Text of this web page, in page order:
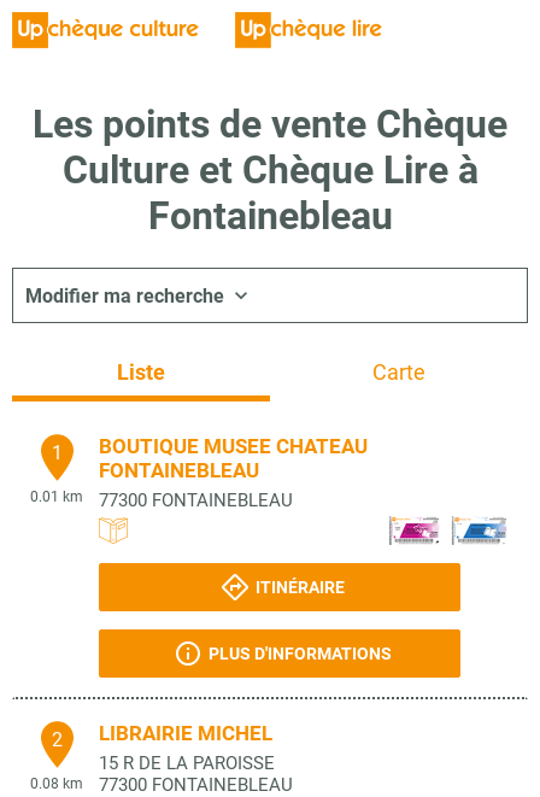
Les points de vente Chèque
Culture et Chèque Lire à
Fontainebleau
Modifier ma recherche
Liste Carte
1
0.01 km
BOUTIQUE MUSEE CHATEAU
FONTAINEBLEAU
77300 FONTAINEBLEAU
ITINÉRAIRE
PLUS D'INFORMATIONS
2
0.08 km
LIBRAIRIE MICHEL
15 R DE LA PAROISSE
77300 FONTAINEBLEAU